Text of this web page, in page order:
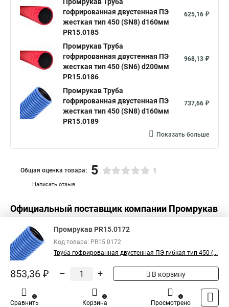
гофрированная двустенная ПЭ
жесткая тип 450 (SN8) d160мм
PR15.0185
625,16 ₽
Промрукав Труба
гофрированная двустенная ПЭ
жесткая тип 450 (SN6) d200мм
PR15.0186
968,13 ₽
Промрукав Труба
гофрированная двустенная ПЭ
жесткая тип 450 (SN8) d160мм
PR15.0189
737,66 ₽
Показать больше
Написать отзыв
Общая оценка товара: 5 1
Официальный поставщик компании Промрукав
Промрукав PR15.0172
Код товара: PR15.0172
Труба гофрированная двустенная ПЭ гибкая тип 450 (...
853,36 ₽ – + В корзину
Сравнить
0
Корзина
0
Просмотрено
1